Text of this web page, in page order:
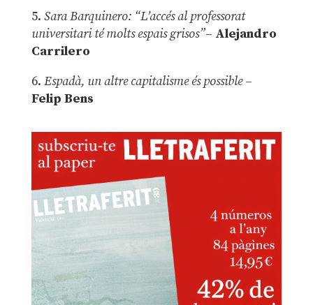
5. Sara Barquinero: “L’accés al professorat
universitari té molts espais grisos”– Alejandro
Carrilero
6. Espadà, un altre capitalisme és possible –
Felip Bens